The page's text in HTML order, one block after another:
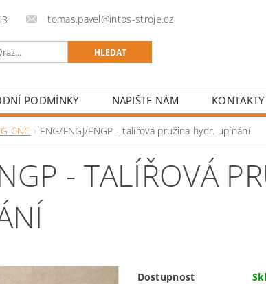
tomas.pavel@intos-stroje.cz
PODMÍNKY NAPIŠTE NÁM KONTAKTY
CNC FNG/FNGJ/FNGP - talířová pružina hydr. upínání
- TALÍŘOVÁ
Dostupnost